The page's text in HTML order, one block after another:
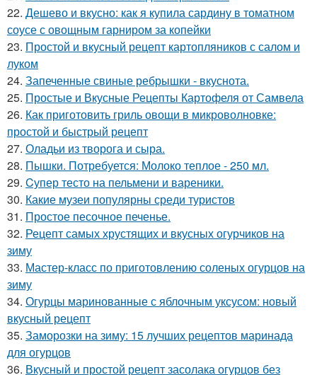
22. Дешево и вкусно: как я купила сардину в томатном
соусе с овощным гарниром за копейки
23. Простой и вкусный рецепт картопляников с салом и
луком
24. Запеченные свиные ребрышки - вкуснота.
25. Простые и Вкусные Рецепты Картофеля от Самвела
26. Как приготовить гриль овощи в микроволновке:
простой и быстрый рецепт
27. Оладьи из творога и сыра.
28. Пышки. Потребуется: Молоко теплое - 250 мл.
29. Cупер тесто на пельмени и вареники.
30. Какие музеи популярны среди туристов
31. Простое песочное печенье.
32. Рецепт самых хрустящих и вкусных огурчиков на
зиму
33. Мастер-класс по приготовлению соленых огурцов на
зиму
34. Огурцы маринованные с яблочным уксусом: новый
вкусный рецепт
35. Заморозки на зиму: 15 лучших рецептов маринада
для огурцов
36. Вкусный и простой рецепт засолака огурцов без